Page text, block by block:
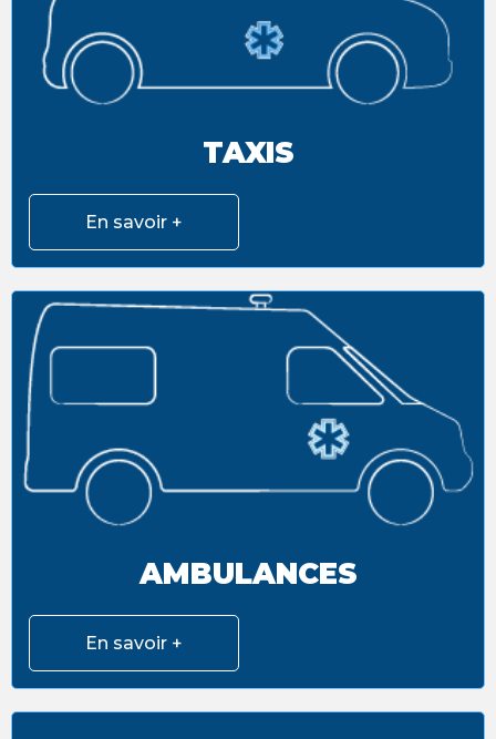
TAXIS
En savoir +
AMBULANCES
En savoir +